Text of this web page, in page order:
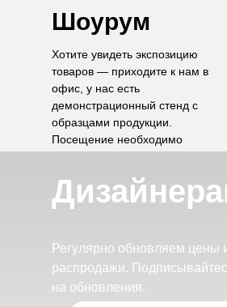
Шоурум
Хотите увидеть экспозицию
товаров — приходите к нам в
офис, у нас есть
демонстрационный стенд с
образцами продукции.
Посещение необходимо
Регулярно обновляем цены
распродажи.
на обновления.